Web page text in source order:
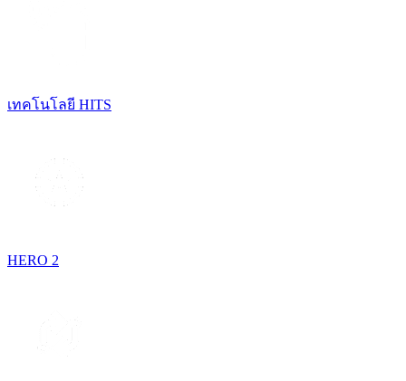
เทคโนโลยี HITS
HERO 2